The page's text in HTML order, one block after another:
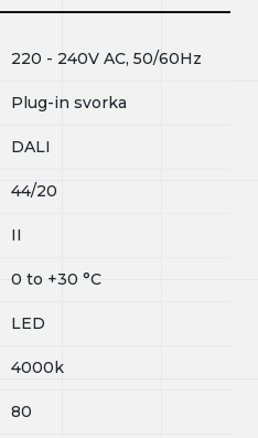
220 - 240V AC, 50/60Hz
Plug-in svorka
DALI
44/20
II
0 to +30 °C
LED
4000k
80